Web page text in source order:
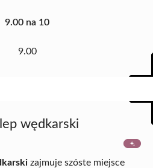
9.00 na 10
9.00
wędkarski
zajmuje szóste miejsce